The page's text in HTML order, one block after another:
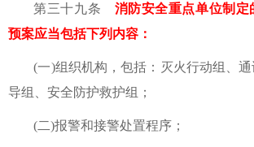
第三十九条 消防安全重点单位制定
预案应当包括下列内容：
(一)组织机构，包括：灭火行动组、通
导组、安全防护救护组；
(二)报警和接警处置程序；